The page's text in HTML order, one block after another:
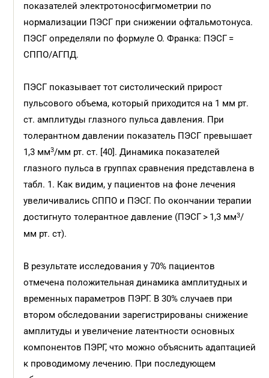
показателей электротоносфигмометрии по
нормализации ПЭСГ при снижении офтальмотонуса.
ПЭСГ определяли по формуле О. Франка: ПЭСГ =
СППО/АГПД.
ПЭСГ показывает тот систолический прирост
пульсового объема, который приходится на 1 мм рт.
ст. амплитуды глазного пульса давления. При
толерантном давлении показатель ПЭСГ превышает
1,3 мм3/мм рт. ст. [40]. Динамика показателей
глазного пульса в группах сравнения представлена в
табл. 1. Как видим, у пациентов на фоне лечения
увеличивались СППО и ПЭСГ. По окончании терапии
достигнуто толерантное давление (ПЭСГ > 1,3 мм3/
мм рт. ст).
В результате исследования у 70% пациентов
отмечена положительная динамика амплитудных и
временных параметров ПЭРГ. В 30% случаев при
втором обследовании зарегистрированы снижение
амплитуды и увеличение латентности основных
компонентов ПЭРГ, что можно объяснить адаптацией
к проводимому лечению. При последующем